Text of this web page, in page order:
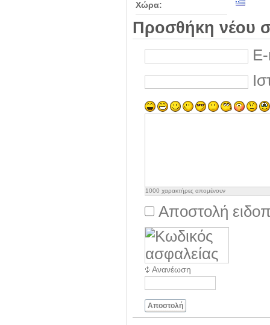
Χώρα:
Προσθήκη νέου
1000 χαρακτήρες απομένουν
Αποστολή
Ανανέωση
Αποστολή